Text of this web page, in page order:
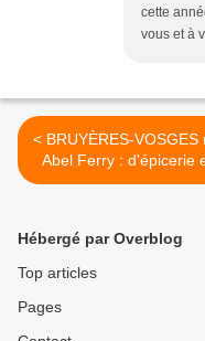
cette
vous et à
< BRUYÈRES-VOSGES rue
Abel Ferry : d'épicerie
restaurant
Hébergé par Overblog
Top articles
Pages